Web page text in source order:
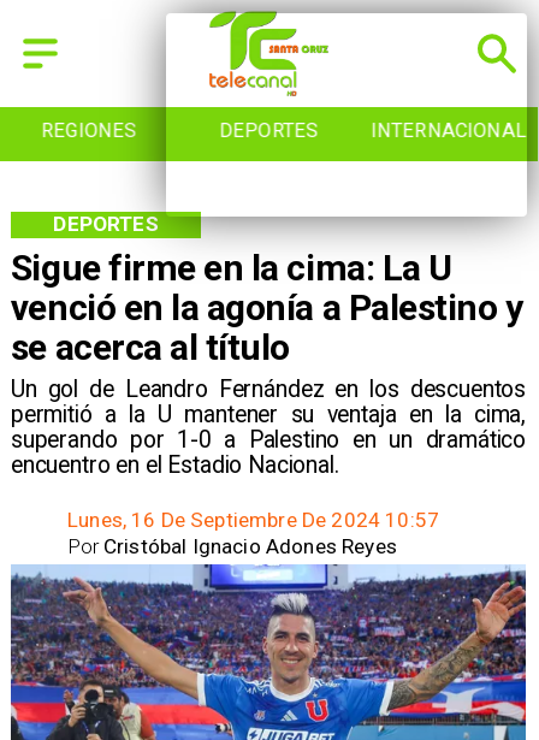
REGIONES DEPORTES INTERNACIONAL
Sigue firme en la cima: La U
venció en la agonía a Palestino y
se acerca al título
​Un gol de Leandro Fernández en los descuentos
permitió a la U mantener su ventaja en la cima,
superando por 1-0 a Palestino en un dramático
encuentro en el Estadio Nacional.
DEPORTES
Lunes, 16 De Septiembre De 2024 10:57
Cristóbal Ignacio Adones Reyes
Por